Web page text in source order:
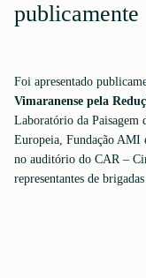
publicamente
Foi apresentado
Vimaranense pela
Laboratório da Paisagem
Europeia, Fundação AMI
no auditório do CAR –
representantes de